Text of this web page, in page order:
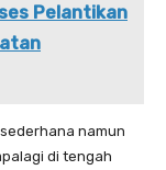
Pelantikan
namun
di tengah